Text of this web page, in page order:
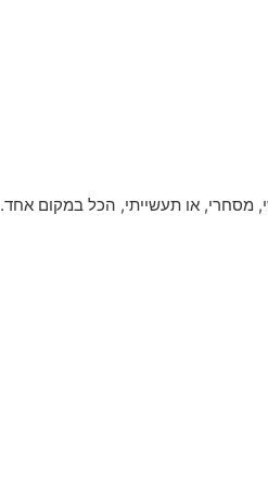
מסחרי, או תעשייתי, הכל במקום אחד.